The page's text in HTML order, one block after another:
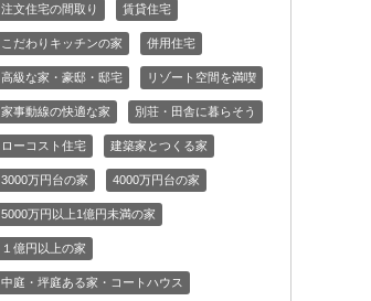
注文住宅の間取り 賃貸住宅
こだわりキッチンの家 併用住宅
高級な家・豪邸・邸宅 リゾート空間を満喫
家事動線の快適な家 別荘・田舎に暮らそう
ローコスト住宅 建築家とつくる家
3000万円台の家 4000万円台の家
5000万円以上1億円未満の家
１億円以上の家
中庭・坪庭ある家・コートハウス